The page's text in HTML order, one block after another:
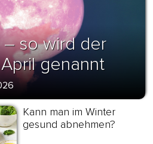
so wird der
genannt
Kann man im Winter
gesund abnehmen?